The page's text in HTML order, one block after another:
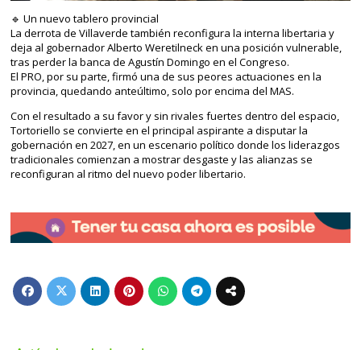
🔹 Un nuevo tablero provincial
La derrota de Villaverde también reconfigura la interna libertaria y
deja al gobernador Alberto Weretilneck en una posición vulnerable,
tras perder la banca de Agustín Domingo en el Congreso.
El PRO, por su parte, firmó una de sus peores actuaciones en la
provincia, quedando anteúltimo, solo por encima del MAS.
Con el resultado a su favor y sin rivales fuertes dentro del espacio,
Tortoriello se convierte en el principal aspirante a disputar la
gobernación en 2027, en un escenario político donde los liderazgos
tradicionales comienzan a mostrar desgaste y las alianzas se
reconfiguran al ritmo del nuevo poder libertario.